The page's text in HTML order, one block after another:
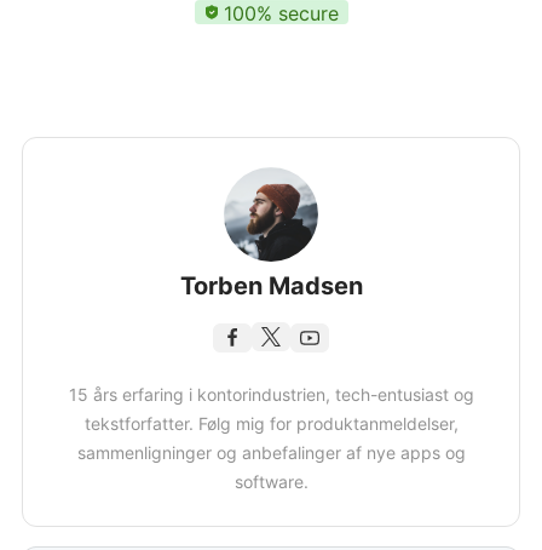
100% secure
Torben Madsen
15 års erfaring i kontorindustrien, tech-entusiast og
tekstforfatter. Følg mig for produktanmeldelser,
sammenligninger og anbefalinger af nye apps og
software.